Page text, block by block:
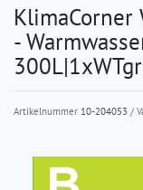
-
Artikelnummer 10-204053 /